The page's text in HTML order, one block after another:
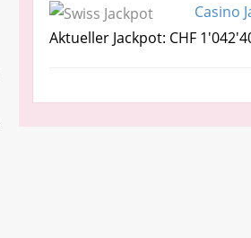
Casino
Aktueller Jackpot: CHF